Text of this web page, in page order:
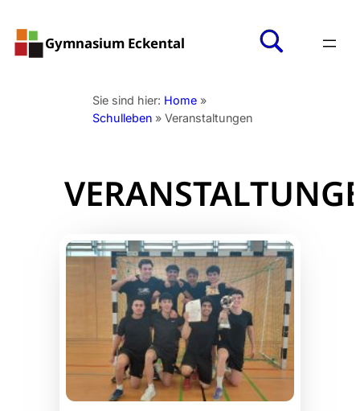
Inhalt
springen
Gymnasium Eckental
Sie sind hier: Home »
Schulleben »Veranstaltungen